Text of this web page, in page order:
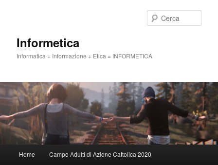
Informetica
Informatica + Informazione + Etica = INFORMETICA
principale
Home Campo Adulti di Azione Cattolica 2020